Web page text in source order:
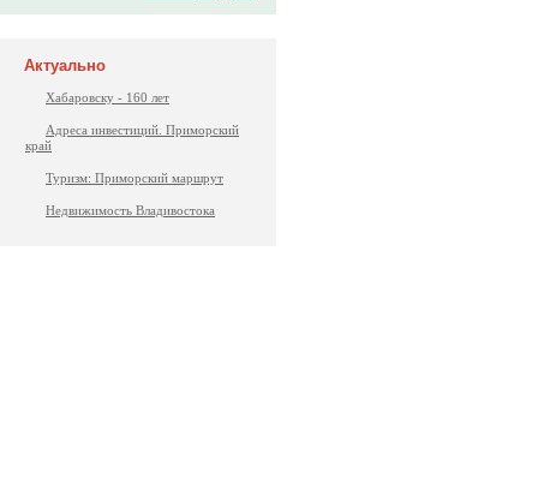
Актуально
Хабаровску - 160 лет
Адреса инвестиций. Приморский
край
Туризм: Приморский маршрут
Недвижимость Владивостока